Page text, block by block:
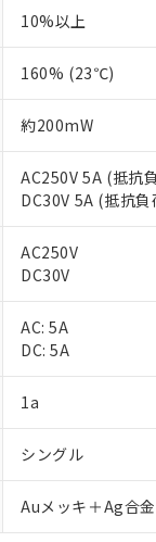
10%以上
160% (23℃)
約200mW
AC250V 5A (抵抗
DC30V 5A (抵抗負
AC250V
DC30V
AC: 5A
DC: 5A
1a
シングル
Auメッキ＋Ag合
いただき、同意のう
当社制御機器事業
指令（10物質
指令（10物質）の
RoHS指令（10物質
ス料など無形物で
り、非含有部品と
：
表
含有率が中国
含有率が中国
貴社製品のうち、